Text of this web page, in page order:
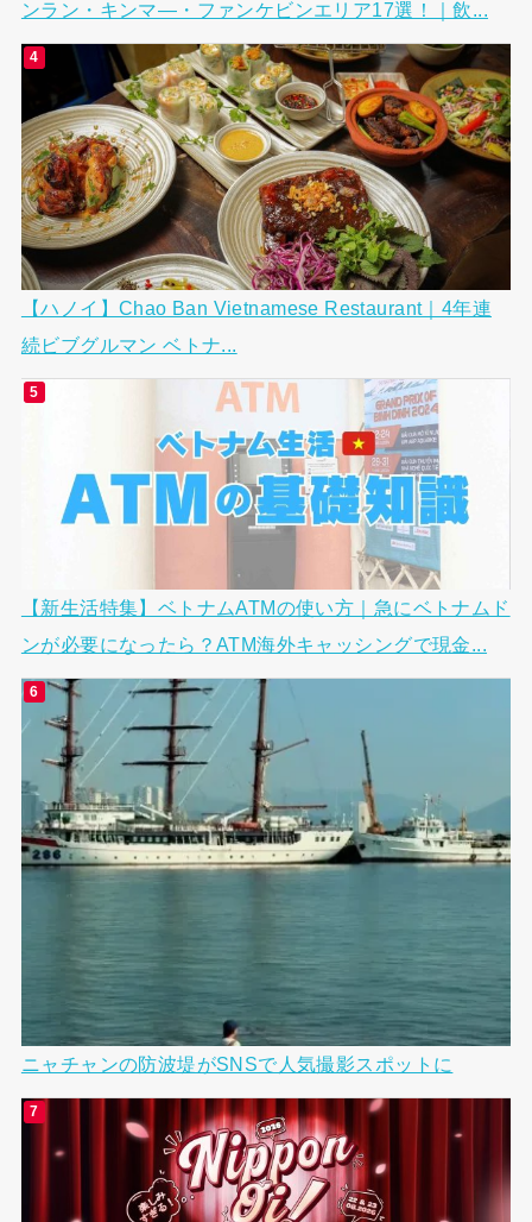
ンラン・キンマ―・ファンケビンエリア17選！｜飲...
【ハノイ】Chao Ban Vietnamese Restaurant｜4年連
続ビブグルマン ベトナ...
【新生活特集】ベトナムATMの使い方｜急にベトナムド
ンが必要になったら？ATM海外キャッシングで現金...
ニャチャンの防波堤がSNSで人気撮影スポットに